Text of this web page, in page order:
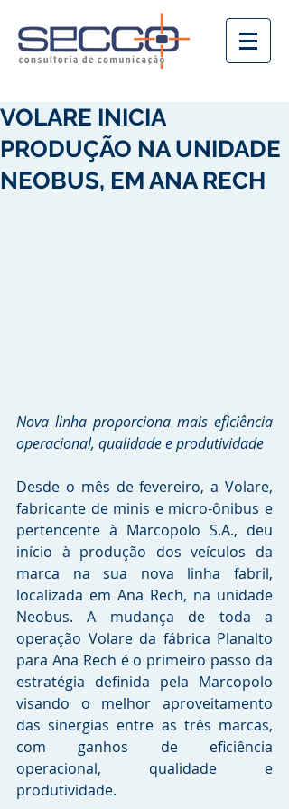
VOLARE INICIA
PRODUÇÃO NA UNIDADE
NEOBUS, EM ANA RECH
Nova linha proporciona mais eficiência
operacional, qualidade e produtividade
Desde o mês de fevereiro, a Volare,
fabricante de minis e micro-ônibus e
pertencente à Marcopolo S.A., deu
início à produção dos veículos da
marca na sua nova linha fabril,
localizada em Ana Rech, na unidade
Neobus. A mudança de toda a
operação Volare da fábrica Planalto
para Ana Rech é o primeiro passo da
estratégia definida pela Marcopolo
visando o melhor aproveitamento
das sinergias entre as três marcas,
com ganhos de eficiência
operacional, qualidade e
produtividade.